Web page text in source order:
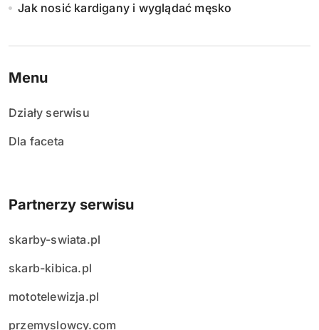
Jak nosić kardigany i wyglądać męsko
Menu
Działy serwisu
Dla faceta
Partnerzy serwisu
skarby-swiata.pl
skarb-kibica.pl
mototelewizja.pl
przemyslowcy.com